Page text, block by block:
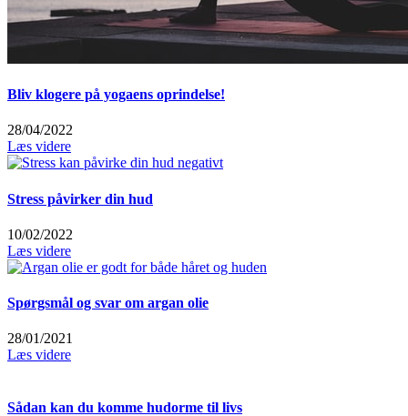
Bliv klogere på yogaens oprindelse!
28/04/2022
Læs videre
Stress påvirker din hud
10/02/2022
Læs videre
Spørgsmål og svar om argan olie
28/01/2021
Læs videre
Sådan kan du komme hudorme til livs